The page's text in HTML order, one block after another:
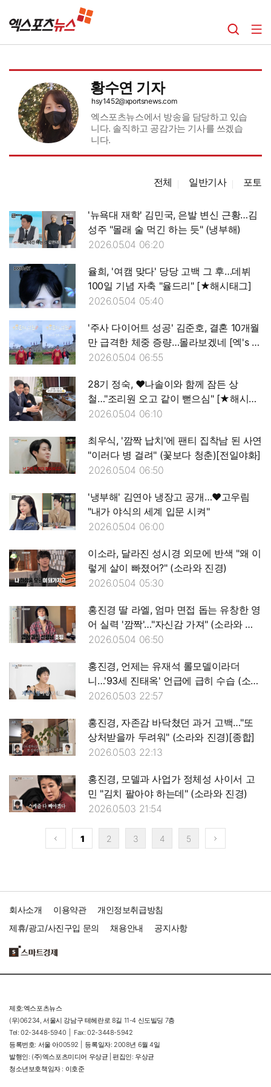
황수연 기자
hsy1452@xportsnews.com
엑스포츠뉴스에서 방송을 담당하고 있습
니다. 솔직하고 공감가는 기사를 쓰겠습
니다.
전체 일반기사 포토
'뉴욕대 재학' 김민국, 은발 변신 근황…김
성주 "몰래 술 먹긴 하는 듯" (냉부해)
2026.05.04 06:20
율희, '여캠 맞다' 당당 고백 그 후…데뷔
100일 기념 자축 "율드리" [★해시태그]
2026.05.04 05:40
'주사 다이어트 성공' 김준호, 결혼 10개월
만 급격한 체중 증량…몰라보겠네 [엑's 이
슈]
2026.05.04 06:55
28기 정숙, ♥나솔이와 함께 잠든 상
철…"조리원 오고 같이 뻗으심" [★해시태
그]
2026.05.04 06:10
최우식, '깜짝 납치'에 팬티 집착남 된 사연
"이러다 병 걸려" (꽃보다 청춘)[전일야화]
2026.05.04 06:50
'냉부해' 김연아 냉장고 공개…♥고우림
"내가 야식의 세계 입문 시켜"
2026.05.04 06:00
이소라, 달라진 성시경 외모에 반색 "왜 이
렇게 살이 빠졌어?" (소라와 진경)
2026.05.04 05:30
홍진경 딸 라엘, 엄마 면접 돕는 유창한 영
어 실력 '깜짝'…"자신감 가져" (소라와 진
경)[전일야화]
2026.05.04 06:50
홍진경, 언제는 유재석 롤모델이라더
니…'93세 진태옥' 언급에 급히 수습 (소라
와 진경)[종합]
2026.05.03 22:57
홍진경, 자존감 바닥쳤던 과거 고백…"또
상처받을까 두려워" (소라와 진경)[종합]
2026.05.03 22:13
홍진경, 모델과 사업가 정체성 사이서 고
민 "김치 팔아야 하는데" (소라와 진경)
2026.05.03 21:54
1 2 3 4 5
회사소개 이용약관
개인정보취급방침
제휴/광고/사진구입 문의
채용안내 공지사항
제호:엑스포츠뉴스
(우)06234, 서울시 강남구 테헤란로 8길 11-4 신도빌딩 7층
Tel: 02-3448-5940 |
Fax: 02-3448-5942
등록번호: 서울 아00592 |
등록일자: 2008년 6월 4일
발행인: (주)엑스포츠미디어 우상균 | 편집인: 우상균
청소년보호책임자 : 이호준